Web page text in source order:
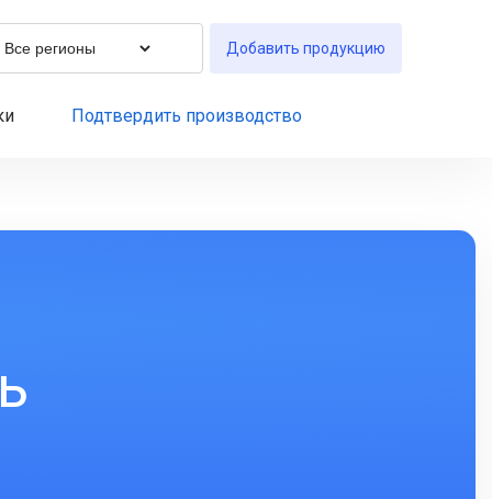
Добавить продукцию
Подтвердить производство